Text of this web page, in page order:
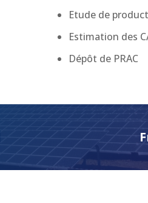
Etude de
Estimation des
Dépôt de PRAC